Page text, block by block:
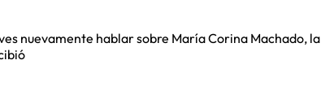
nuevamente hablar sobre María Corina Machado, la